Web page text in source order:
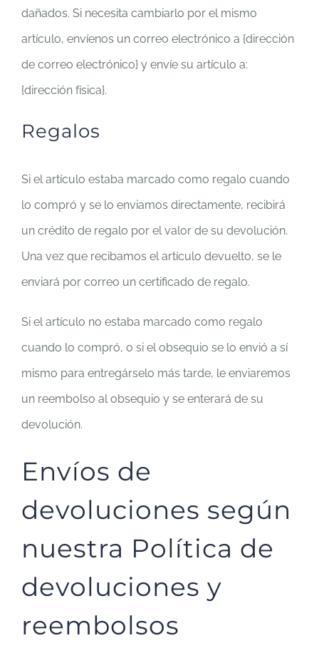
dañados. Si necesita cambiarlo por el mismo
artículo, envíenos un correo electrónico a {dirección
de correo electrónico} y envíe su artículo a:
{dirección física}.
Regalos
Si el artículo estaba marcado como regalo cuando
lo compró y se lo enviamos directamente, recibirá
un crédito de regalo por el valor de su devolución.
Una vez que recibamos el artículo devuelto, se le
enviará por correo un certificado de regalo.
Si el artículo no estaba marcado como regalo
cuando lo compró, o si el obsequio se lo envió a sí
mismo para entregárselo más tarde, le enviaremos
un reembolso al obsequio y se enterará de su
devolución.
Envíos de
devoluciones según
nuestra Política de
devoluciones y
reembolsos